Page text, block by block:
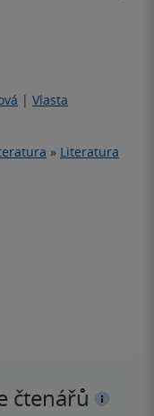
| Vlasta
» Literatura
čtenářů